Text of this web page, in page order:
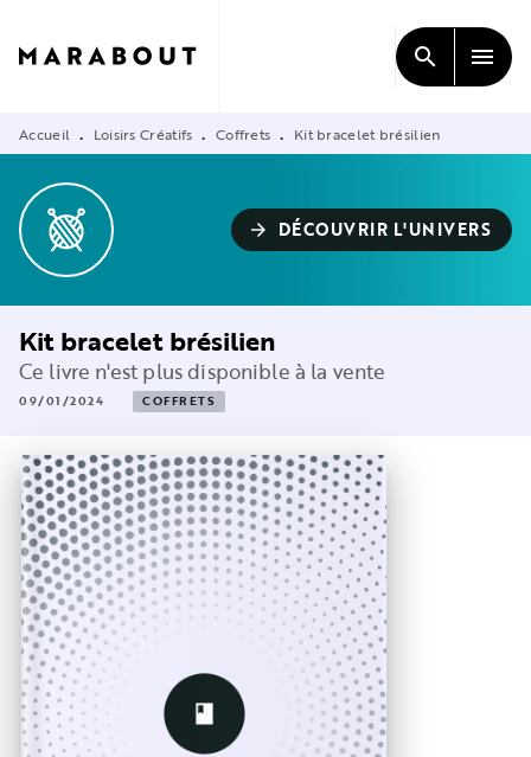
CONTENU
search menu
Accueil • Loisirs Créatifs • Coffrets • Kit bracelet brésilien
arrow_forward DÉCOUVRIR L'UNIVERS
Kit bracelet brésilien
Ce livre n'est plus disponible à la vente
09/01/2024 COFFRETS